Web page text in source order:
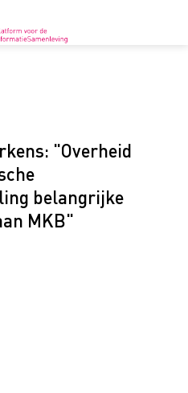
"Overheid
belangrijke
MKB"